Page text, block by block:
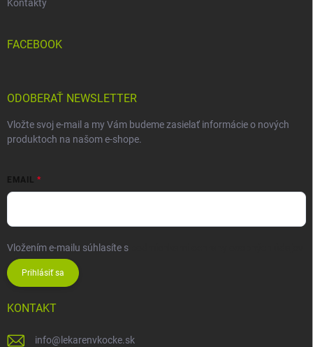
Kontakty
FACEBOOK
ODOBERAŤ NEWSLETTER
Vložte svoj e-mail a my Vám budeme zasielať informácie o nových
produktoch na našom e-shope.
EMAIL
Vložením e-mailu súhlasíte s
Prihlásiť sa
KONTAKT
info@ lekarenvkocke.sk